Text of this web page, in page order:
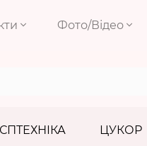
Фото/Відео
ЦУКОР